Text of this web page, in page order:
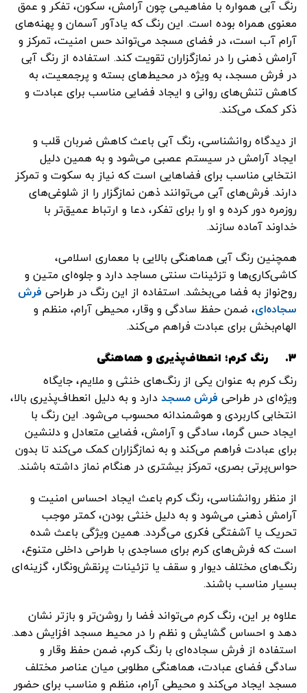
رنگ آبی همواره با مفاهیمی چون آرامش، سکون، تفکر و عمق
معنوی همراه بوده است. این رنگ که یادآور آسمان و پهنه‌های
آرام آب است، در فضای مسجد می‌تواند حس امنیت، تمرکز و
آرامش ذهنی را در نمازگزاران تقویت کند. استفاده از رنگ آبی
در فرش مسجد، به ویژه در محیط‌های بسته و پرجمعیت، به
کاهش تنش‌های روانی و ایجاد فضایی مناسب برای عبادت و
ذکر کمک می‌کند.
از دیدگاه روانشناسی، رنگ آبی باعث کاهش ضربان قلب و
ایجاد آرامش در سیستم عصبی می‌شود و به همین دلیل
انتخابی مناسب برای فضاهایی است که نیاز به سکوت و تمرکز
دارند. فرش‌های آبی می‌توانند ذهن نمازگزار را از شلوغی‌های
روزمره دور کرده و او را برای تفکر، دعا و ارتباط عمیق‌تر با
خداوند آماده سازند.
همچنین رنگ آبی هماهنگی بالایی با معماری اسلامی،
کاشی‌کاری‌ها و تزئینات سنتی مساجد دارد و جلوه‌ای متین و
روح‌نواز به فضا می‌بخشد. استفاده از این رنگ در طراحی فرش
سجاده‌ای، ضمن حفظ سادگی و وقار، محیطی آرام، منظم و
الهام‌بخش برای عبادت فراهم می‌کند.
۳.
رنگ کرم؛ انعطاف‌پذیری و هماهنگی
رنگ کرم به عنوان یکی از رنگ‌های خنثی و ملایم، جایگاه
ویژه‌ای در طراحی فرش مسجد دارد و به دلیل انعطاف‌پذیری بالا،
انتخابی کاربردی و هوشمندانه محسوب می‌شود. این رنگ با
ایجاد حس گرما، سادگی و آرامش، فضایی متعادل و دلنشین
برای عبادت فراهم می‌کند و به نمازگزاران کمک می‌کند تا بدون
حواس‌پرتی بصری، تمرکز بیشتری در هنگام نماز داشته باشند.
از منظر روانشناسی، رنگ کرم باعث ایجاد احساس امنیت و
آرامش ذهنی می‌شود و به دلیل خنثی بودن، کمتر موجب
تحریک یا آشفتگی فکری می‌گردد. همین ویژگی باعث شده
است که فرش‌های کرم برای مساجدی با طراحی داخلی متنوع،
رنگ‌های مختلف دیوار و سقف یا تزئینات پرنقش‌ونگار، گزینه‌ای
بسیار مناسب باشند.
علاوه بر این، رنگ کرم می‌تواند فضا را روشن‌تر و بازتر نشان
دهد و احساس گشایش و نظم را در محیط مسجد افزایش دهد.
استفاده از فرش سجاده‌ای با رنگ کرم، ضمن حفظ وقار و
سادگی فضای عبادت، هماهنگی مطلوبی میان عناصر مختلف
مسجد ایجاد می‌کند و محیطی آرام، منظم و مناسب برای حضور